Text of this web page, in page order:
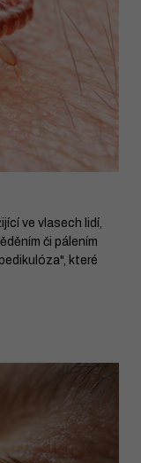
ve vlasech lidí,
či pálením
které